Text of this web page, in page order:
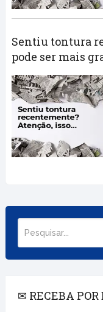
Sentiu tontura
pode ser mais
✉ RECEBA